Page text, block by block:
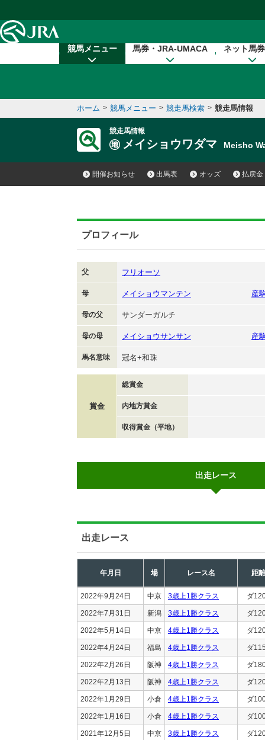
競馬メニュー 馬券・JRA-UMACA ネット馬
ホーム > 競馬メニュー > 競走馬検索 > 競走馬情報
競走馬情報
メイショウワダマ Meisho
開催お知らせ 出馬表 オッズ 払戻金
プロフィール
父 フリオーソ
母 メイショウマンテン 産
母の父 サンダーガルチ
母の母 メイショウサンサン 産
馬名意味 冠名+和珠
賞金
総賞金
内地方賞金
収得賞金（平地）
出走レース
出走レース
年月日 場 レース名 距離
2022年9月24日 中京 3歳上1勝クラス ダ
2022年7月31日 新潟 3歳上1勝クラス ダ
2022年5月14日 中京 4歳上1勝クラス ダ
2022年4月24日 福島 4歳上1勝クラス ダ
2022年2月26日 阪神 4歳上1勝クラス ダ
2022年2月13日 阪神 4歳上1勝クラス ダ
2022年1月29日 小倉 4歳上1勝クラス ダ
2022年1月16日 小倉 4歳上1勝クラス ダ
2021年12月5日 中京 3歳上1勝クラス ダ